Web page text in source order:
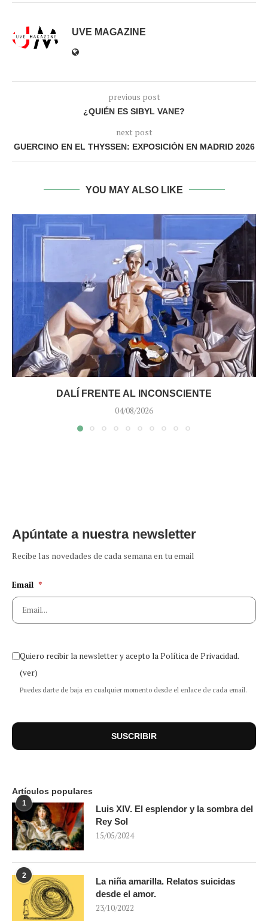
UVE MAGAZINE
previous post
¿QUIÉN ES SIBYL VANE?
next post
GUERCINO EN EL THYSSEN: EXPOSICIÓN EN MADRID 2026
YOU MAY ALSO LIKE
DALÍ FRENTE AL INCONSCIENTE
04/08/2026
Apúntate a nuestra newsletter
Recibe las novedades de cada semana en tu email
Email *
Quiero recibir la newsletter y acepto la Política de Privacidad.
(ver)
Puedes darte de baja en cualquier momento desde el enlace de cada email.
Artículos populares
1
Luis XIV. El esplendor y la sombra del
Rey Sol
15/05/2024
2
La niña amarilla. Relatos suicidas
desde el amor.
23/10/2022